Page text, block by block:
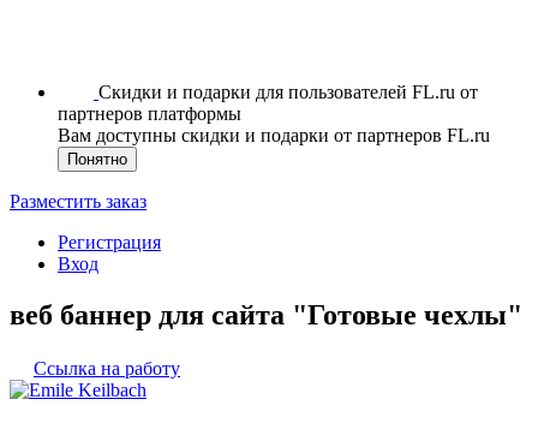
Скидки и подарки для пользователей FL.ru от
партнеров платформы
Вам доступны скидки и подарки от партнеров FL.ru
Понятно
Разместить заказ
Регистрация
Вход
веб баннер для сайта "Готовые чехлы"
Ссылка на работу